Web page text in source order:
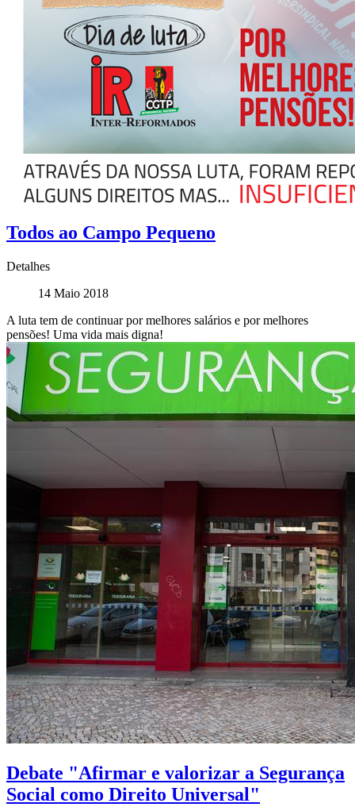
Todos ao Campo Pequeno
Detalhes
14 Maio 2018
A luta tem de continuar por melhores salários e por melhores
pensões! Uma vida mais digna!
Debate "Afirmar e valorizar a Segurança
Social como Direito Universal"